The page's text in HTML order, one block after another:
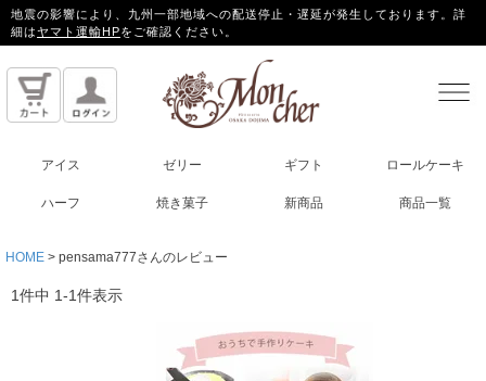
地震の影響により、九州一部地域への配送停止・遅延が発生しております。詳
細はヤマト運輸HPをご確認ください。
アイス ゼリー ギフト ロールケーキ
ハーフ 焼き菓子 新商品 商品一覧
HOME pensama777さんのレビュー
1件中 1-1件表示